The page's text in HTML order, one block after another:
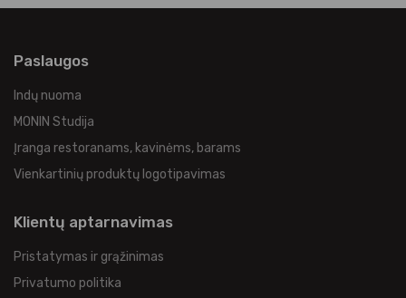
Paslaugos
Indų nuoma
MONIN Studija
Įranga restoranams, kavinėms, barams
Vienkartinių produktų logotipavimas
Klientų aptarnavimas
Pristatymas ir grąžinimas
Privatumo politika